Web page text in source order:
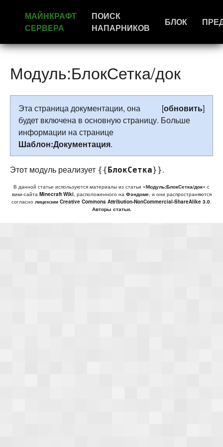
МАЙНКРАФТ
СЕРВЕРА
ПОИСК
НАПАРНИКОВ
БЛОК
Модуль:БлокСетка/док
[обновить]
Эта страница документации, она
будет включена в основную страницу. Больше
информации на странице
Шаблон:Документация.
Этот модуль реализует {{БлокСетка}}.
В данной статье используются материалы из статьи «Модуль:БлокСетка/док» с
вики-сайта Minecraft Wiki, расположенного на Фэндоме, и они распространяются
согласно лицензии Creative Commons Attribution-NonCommercial-ShareAlike 3.0.
Авторы статьи.